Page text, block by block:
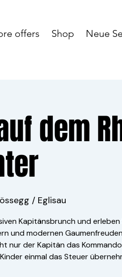
offers Shop Neue
dem
/ Eglisau
Kapitänsbrunch und erleben
und modernen
nur der Kapitän das
einmal das Steuer